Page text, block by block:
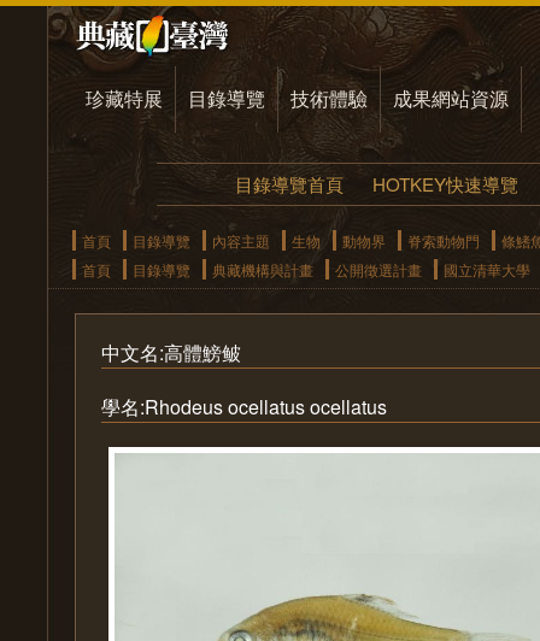
珍藏特展 目錄導覽 技術體驗 成果網站資源
目錄導覽首頁 HOTKEY快速導覽
首頁 目錄導覽 內容主題 生物 動物界 脊索動物門
條鰭
首頁
目錄導覽 典藏機構與計畫 公開徵選計畫 國立清華大學
中文名:高體鰟鲏
學名:Rhodeus ocellatus ocellatus